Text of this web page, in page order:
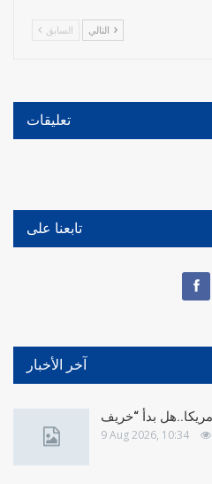
السابق
تعليقات
تابعنا على
آخر الأخبار
9 Aug 2026, 10:34